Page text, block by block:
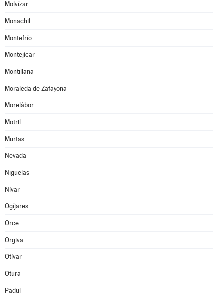
Molvízar
Monachil
Montefrío
Montejícar
Montillana
Moraleda de Zafayona
Morelábor
Motril
Murtas
Nevada
Nigüelas
Nívar
Ogíjares
Orce
Orgiva
Otívar
Otura
Padul